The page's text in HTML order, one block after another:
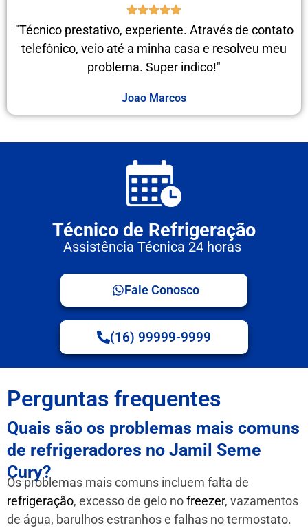
"Técnico prestativo, experiente. Através de contato
telefônico, veio até a minha casa e resolveu meu
problema. Super indico!"
Joao Marcos
Técnico de Refrigeração
Assistência Técnica 24 horas
Fale Conosco
(16) 99999-9999
Perguntas frequentes
Quais são os problemas mais comuns
de refrigeradores no Jamil Seme
Cury?
Os problemas mais comuns incluem falta de
refrigeração, excesso de gelo nofreezer, vazamentos
de água, barulhos estranhos e falhas no termostato.